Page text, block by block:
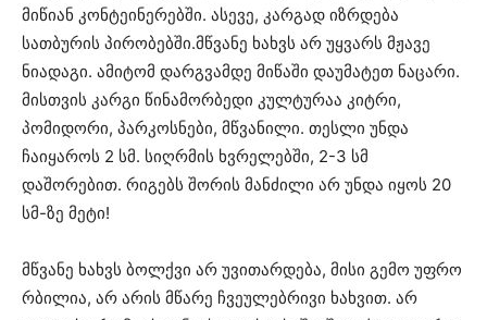
მიწიან კონტეინერებში. ასევე, კარგად იზრდება
სათბურის პირობებში.მწვანე ხახვს არ უყვარს მჟავე
ნიადაგი. ამიტომ დარგვამდე მიწაში დაუმატეთ ნაცარი.
მისთვის კარგი წინამორბედი კულტურაა კიტრი,
პომიდორი, პარკოსნები, მწვანილი. თესლი უნდა
ჩაიყაროს 2 სმ. სიღრმის ხვრელებში, 2-3 სმ
დაშორებით. რიგებს შორის მანძილი არ უნდა იყოს 20
სმ-ზე მეტი!
მწვანე ხახვს ბოლქვი არ უვითარდება, მისი გემო უფრო
რბილია, არ არის მწარე ჩვეულებრივი ხახვით. არ